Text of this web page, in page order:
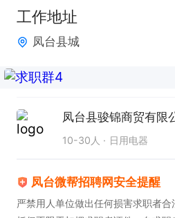
工作地址
凤台县城
凤台县骏锦商贸有限
10-30人 日用电器
凤台微帮招聘网安全提醒
严禁用人单位做出任何损害求职者